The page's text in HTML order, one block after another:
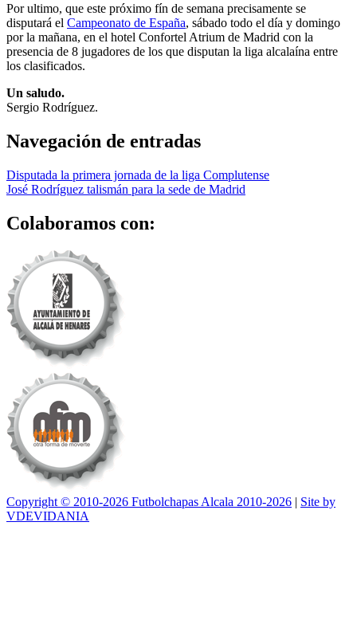
Por ultimo, que este próximo fín de semana precisamente se
disputará el Campeonato de España, sábado todo el día y domingo
por la mañana, en el hotel Confortel Atrium de Madrid con la
presencia de 8 jugadores de los que disputan la liga alcalaína entre
los clasificados.
Un saludo.
Sergio Rodríguez.
Navegación de entradas
Disputada la primera jornada de la liga Complutense
José Rodríguez talismán para la sede de Madrid
Colaboramos con:
Copyright © 2010-2026 Futbolchapas Alcala 2010-2026 | Site by
VDEVIDANIA